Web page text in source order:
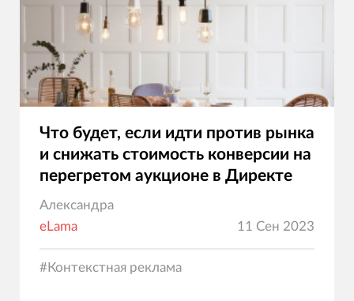
Что будет, если идти против рынка
и снижать стоимость конверсии на
перегретом аукционе в Директе
Александра
eLama
11 Сен 2023
#Контекстная реклама